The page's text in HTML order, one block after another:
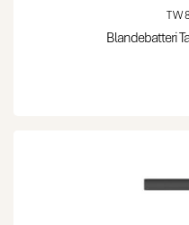
Blandebatteri